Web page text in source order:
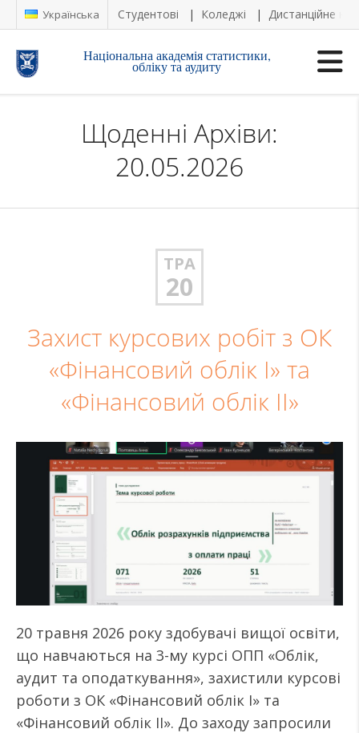
Українська Студентові Коледжі Дистанційне
Національна академія статистики,
обліку та аудиту
Щоденні Архіви:
20.05.2026
ТРА
20
Захист курсових робіт з ОК
«Фінансовий облік I» та
«Фінансовий облік II»
20 травня 2026 року здобувачі вищої освіти,
що навчаються на 3-му курсі ОПП «Облік,
аудит та оподаткування», захистили курсові
роботи з ОК «Фінансовий облік I» та
«Фінансовий облік II». До заходу запросили